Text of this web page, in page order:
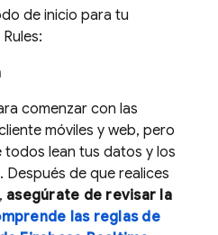
de inicio para tu
:
comenzar con las
móviles y web, pero
todos lean tus datos y los
Después de que realices
asegúrate de revisar la
las reglas de